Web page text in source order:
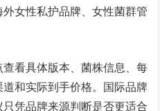
女性私护品牌、女性菌群管
看具体版本、菌株信息、每
和实际到手价格。国际品牌
凭品牌来源判断是否更适合